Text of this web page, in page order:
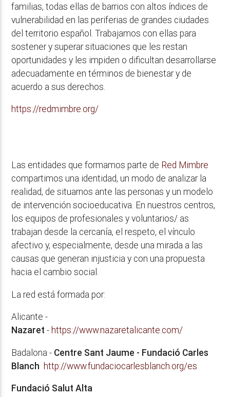
familias, todas ellas de barrios con altos índices de
vulnerabilidad en las periferias de grandes ciudades
del territorio español. Trabajamos con ellas para
sostener y superar situaciones que les restan
oportunidades y les impiden o dificultan desarrollarse
adecuadamente en términos de bienestar y de
acuerdo a sus derechos.
https://redmimbre.org/
Las entidades que formamos parte de Red Mimbre
compartimos una identidad, un modo de analizar la
realidad, de situarnos ante las personas y un modelo
de intervención socioeducativa. En nuestros centros,
los equipos de profesionales y voluntarios/ as
trabajan desde la cercanía, el respeto, el vínculo
afectivo y, especialmente, desde una mirada a las
causas que generan injusticia y con una propuesta
hacia el cambio social.
La red está formada por:
Alicante -
Nazaret- https://www.nazaretalicante.com/
Badalona - Centre Sant Jaume - Fundació Carles
Blanch http://www.fundaciocarlesblanch.org/es
Fundació Salut Alta